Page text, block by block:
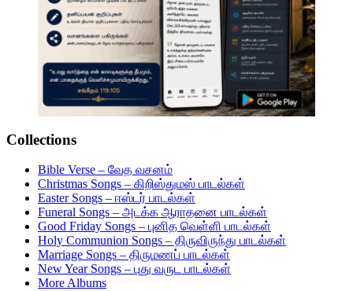
Collections
Bible Verse – வேத வசனம்
Christmas Songs – கிறிஸ்துமஸ் பாடல்கள்
Easter Songs – ஈஸ்டர் பாடல்கள்
Funeral Songs – அடக்க ஆராதனை பாடல்கள்
Good Friday Songs – புனித வெள்ளி பாடல்கள்
Holy Communion Songs – திருவிருந்து பாடல்கள்
Marriage Songs – திருமணப் பாடல்கள்
New Year Songs – புது வருட பாடல்கள்
More Albums